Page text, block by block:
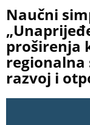
Naučni
proširenja
regionalna
razvoj i